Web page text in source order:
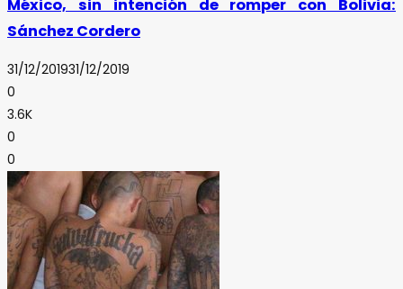
México, sin intención de romper con Bolivia:
Sánchez Cordero
31/12/201931/12/2019
0
3.6K
0
0